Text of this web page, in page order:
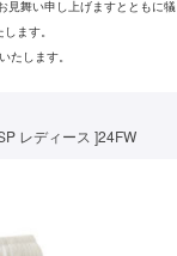
見舞い申し上げますとともに犠
ます。
たします。
レディース ]24FW